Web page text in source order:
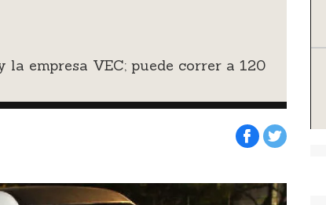
la empresa VEC; puede correr a 120